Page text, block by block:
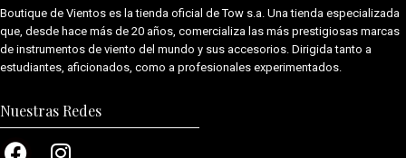
Boutique de Vientos es la tienda oficial deTow s.a. Una tienda especializada
que, desde hace más de 20 años, comercializa las más prestigiosas marcas
de instrumentos de viento del mundo y sus accesorios. Dirigida tanto a
estudiantes, aficionados, como a profesionales experimentados.
Nuestras Redes